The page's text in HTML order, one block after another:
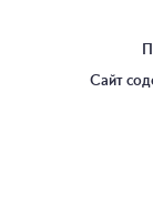
Сайт